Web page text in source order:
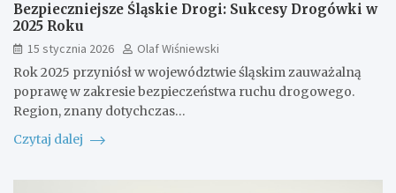
Bezpieczniejsze Śląskie Drogi: Sukcesy Drogówki w
2025 Roku
15 stycznia 2026
Olaf Wiśniewski
Rok 2025 przyniósł w województwie śląskim zauważalną
poprawę w zakresie bezpieczeństwa ruchu drogowego.
Region, znany dotychczas…
Czytaj dalej